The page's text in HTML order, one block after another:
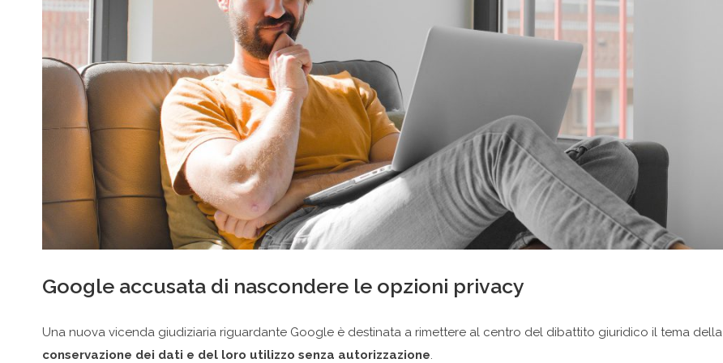
Google accusata di nascondere le opzioni privacy
Una nuova vicenda giudiziaria riguardante Google è destinata a rimettere al centro del dibattito giuridico il tema della
conservazione dei dati e del loro utilizzo senza autorizzazione.